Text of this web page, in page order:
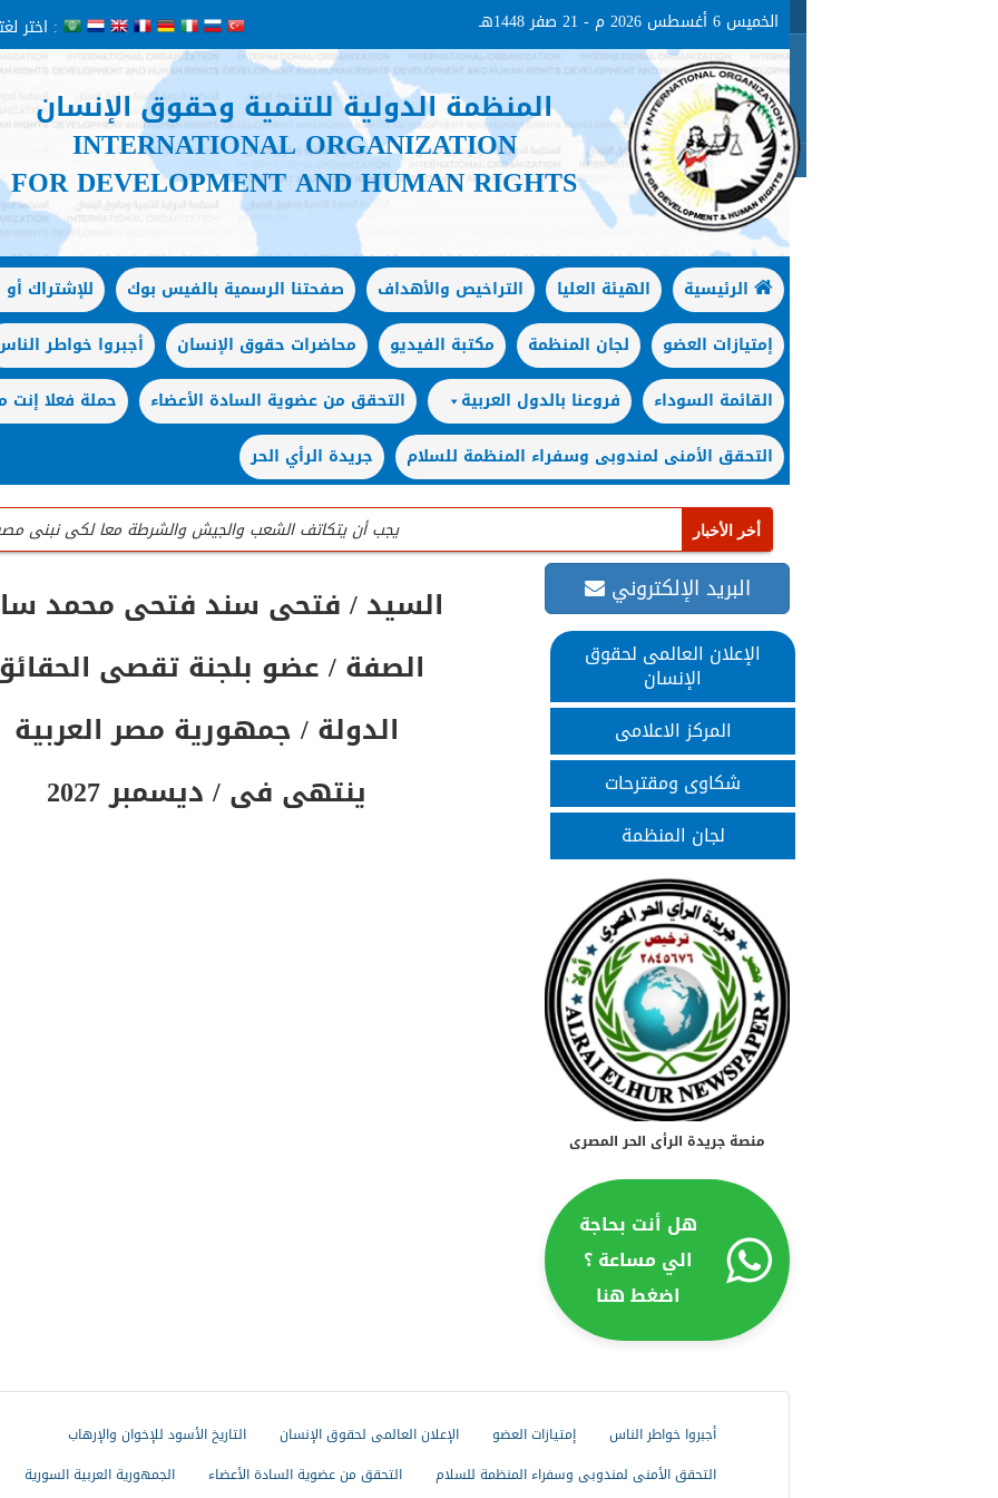
الخميس 6 أغسطس 2026 م - 21 صفر 1448هـ اختر لغتك :
المنظمة الدولية للتنمية وحقوق الإنسان
INTERNATIONAL ORGANIZATION
FOR DEVELOPMENT AND HUMAN RIGHTS
الرئيسية الهيئة العليا التراخيص والأهداف صفحتنا الرسمية بالفيس بوك
للإشتراك أو
إمتيازات العضو
لجان المنظمة مكتبة الفيديو محاضرات حقوق الإنسان
أجبروا خواطر
القائمة السوداء
فروعنا بالدول العربية التحقق من عضوية السادة الأعضاء
حملة فعلا
التحقق الأمنى لمندوبى وسفراء المنظمة للسلام
جريدة الرأي الحر
يجب أن يتكاتف الشعب والجيش والشرطة معا لكى نبنى
جميع لجان المنظمة عمل تطوعى وليست وظيفه
تليفون / واتس المنظمة الرئيسى للتواصل والإستفسار / 0201020407090
البريد الإلكتروني
الإعلان العالمى لحقوق
الإنسان
المركز الاعلامى
شكاوى ومقترحات
لجان المنظمة
منصة جريدة الرأى الحر المصرى
هل أنت بحاجة
الي مساعة ؟
اضغط هنا
السيد / فتحى سند فتحى محمد
الصفة / عضو بلجنة تقصى
الدولة / جمهورية مصر العربية
ينتهى فى / ديسمبر 2027
أجبروا خواطر الناس إمتيازات العضو الإعلان العالمى لحقوق الإنسان
التاريخ الأسود للإخوان والإرهاب
التحقق الأمنى لمندوبى وسفراء المنظمة للسلام
التحقق من عضوية السادة الأعضاء الجمهورية العربية السورية